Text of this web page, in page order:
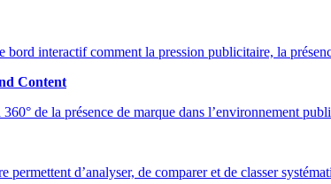
bord interactif comment la pression publicitaire, la
Content
de la présence de marque dans l’environnement
permettent d’analyser, de comparer et de classer